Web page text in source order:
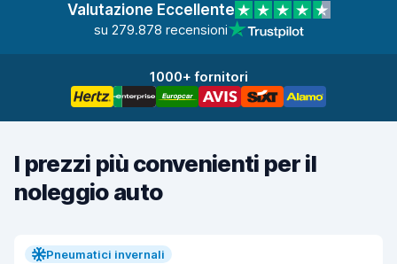
Valutazione Eccellente
su 279.878 recensioni
1000+ fornitori
I prezzi più convenienti per il
noleggio auto
Pneumatici invernali